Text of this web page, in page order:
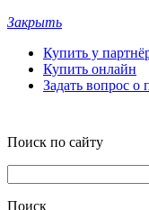
Закрыть
Купить у
Купить онлайн
Задать вопрос о
Поиск по сайту
Поиск